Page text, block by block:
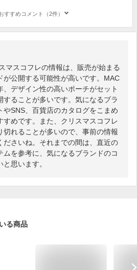
すすめコメント（2件）
マスコフレの情報は、販売が始まる
が公開する可能性が高いです。MAC
デザイン性の高いポーチがセット
することが多いです。気になるブラ
やSNS、百貨店のカタログをこまめ
すめです。また、クリスマスコフレ
切れることが多いので、事前の情報
ださいね。それまでの間は、直近の
ムを参考に、気になるブランドのコ
思います。
る商品